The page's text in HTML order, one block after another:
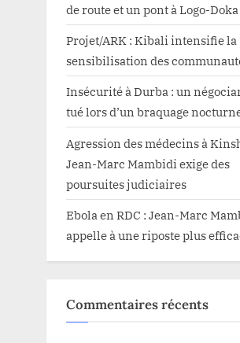
de route et un pont à Logo-Doka
Projet/ARK : Kibali intensifie la
sensibilisation des
Insécurité à Durba : un
tué lors d’un braquage
Agression des médecins à
Jean-Marc Mambidi exige des
poursuites judiciaires
Ebola en RDC : Jean-Marc
appelle à une riposte plus
Commentaires récents